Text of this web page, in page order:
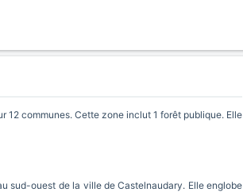
12 communes. Cette zone inclut 1 forêt publique. Elle
sud-ouest de la ville de Castelnaudary. Elle englobe